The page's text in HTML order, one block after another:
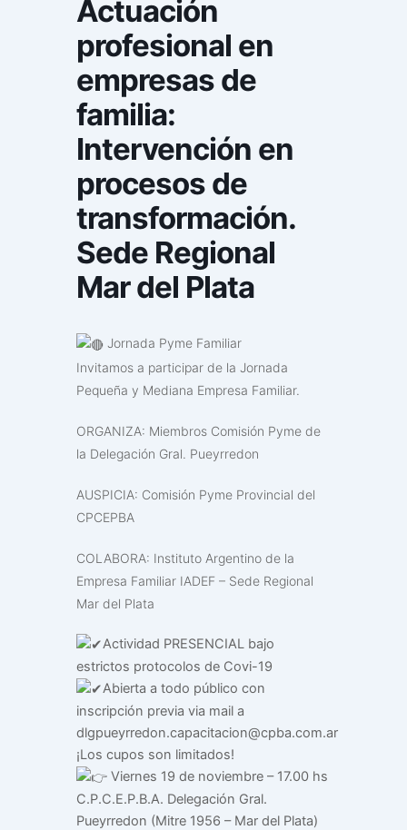
Actuación
profesional en
empresas de
familia:
Intervención en
procesos de
transformación.
Sede Regional
Mar del Plata
Jornada Pyme Familiar
Invitamos a participar de la Jornada
Pequeña y Mediana Empresa Familiar.
ORGANIZA: Miembros Comisión Pyme de
la Delegación Gral. Pueyrredon
AUSPICIA: Comisión Pyme Provincial del
CPCEPBA
COLABORA: Instituto Argentino de la
Empresa Familiar IADEF – Sede Regional
Mar del Plata
Actividad PRESENCIAL bajo
estrictos protocolos de Covi-19
Abierta a todo público con
inscripción previa via mail a
dlgpueyrredon.capacitacion@cpba.com.ar
¡Los cupos son limitados!
Viernes 19 de noviembre – 17.00 hs
C.P.C.E.P.B.A. Delegación Gral.
Pueyrredon (Mitre 1956 – Mar del Plata)